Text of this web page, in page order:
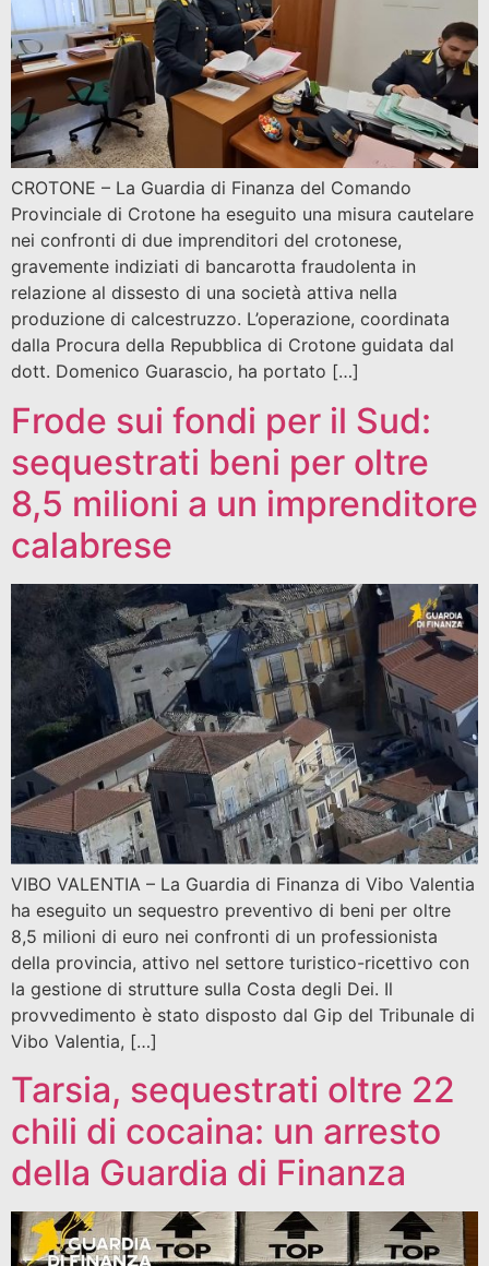
CROTONE – La Guardia di Finanza del Comando
Provinciale di Crotone ha eseguito una misura cautelare
nei confronti di due imprenditori del crotonese,
gravemente indiziati di bancarotta fraudolenta in
relazione al dissesto di una società attiva nella
produzione di calcestruzzo. L’operazione, coordinata
dalla Procura della Repubblica di Crotone guidata dal
dott. Domenico Guarascio, ha portato […]
Frode sui fondi per il Sud:
sequestrati beni per oltre
8,5 milioni a un imprenditore
calabrese
VIBO VALENTIA – La Guardia di Finanza di Vibo Valentia
ha eseguito un sequestro preventivo di beni per oltre
8,5 milioni di euro nei confronti di un professionista
della provincia, attivo nel settore turistico-ricettivo con
la gestione di strutture sulla Costa degli Dei. Il
provvedimento è stato disposto dal Gip del Tribunale di
Vibo Valentia, […]
Tarsia, sequestrati oltre 22
chili di cocaina: un arresto
della Guardia di Finanza